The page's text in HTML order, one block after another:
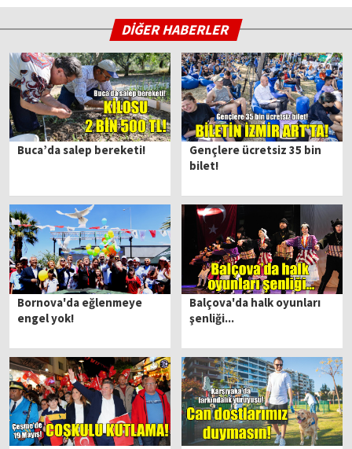
DİĞER HABERLER
Buca’da salep bereketi!
Gençlere ücretsiz 35 bin
bilet!
Bornova'da eğlenmeye
engel yok!
Balçova'da halk oyunları
şenliği...